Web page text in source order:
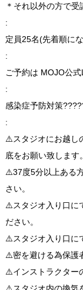
＊それ以外の方で
:
定員25名(先着順に
:
ご予約は MOJO公
:
感染症予防対策
:
⚠️スタジオにお越し
底をお願い致します。
⚠️37度5分以上ある
さい。
⚠️スタジオ入り口に
ださい。
⚠️スタジオ入り口に
⚠️密を避ける為保護
⚠️インストラクター
⚠️スタジオ内の換気